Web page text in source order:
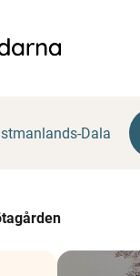
Dala